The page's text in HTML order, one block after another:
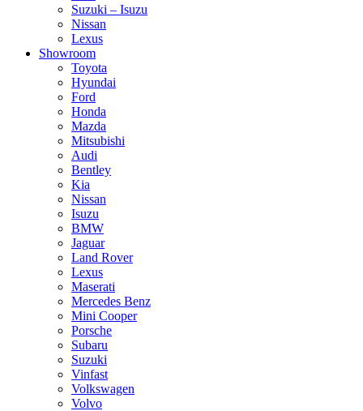
Suzuki – Isuzu
Nissan
Lexus
Showroom
Toyota
Hyundai
Ford
Honda
Mazda
Mitsubishi
Audi
Bentley
Kia
Nissan
Isuzu
BMW
Jaguar
Land Rover
Lexus
Maserati
Mercedes Benz
Mini Cooper
Porsche
Subaru
Suzuki
Vinfast
Volkswagen
Volvo